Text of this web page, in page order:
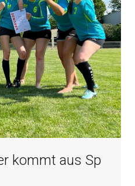
kommt aus Sp